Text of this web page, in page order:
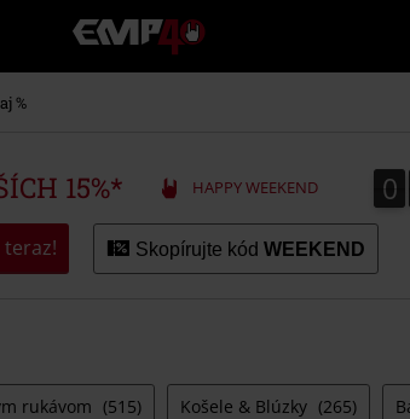
EMP
-
Hudba,
Merch
hráčov,
Alternatívna
%
15%* HAPPY WEEKEND 0
0
teraz! Skopírujte kód WEEKEND
rukávom (515) Košele & Blúzky (265)